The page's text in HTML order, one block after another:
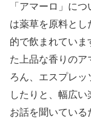
「アマーロ」に
は薬草を原料とし
的で飲まれていま
た上品な香りのア
ろん、エスプレッ
したりと、幅広
お話を聞いている